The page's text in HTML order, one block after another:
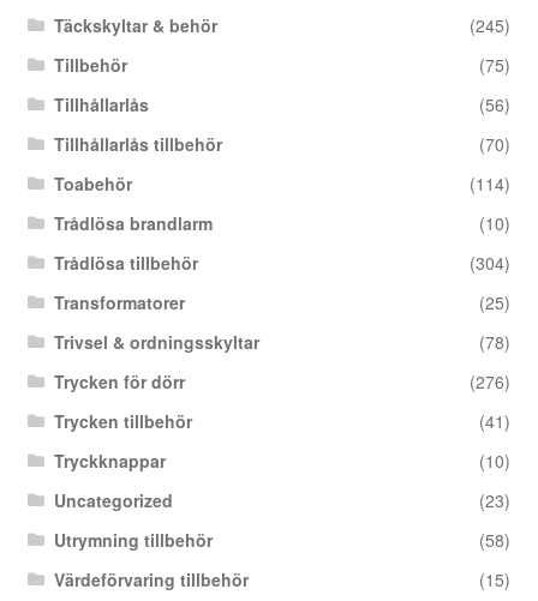
Täckskyltar & behör
(245)
Tillbehör
(75)
Tillhållarlås
(56)
Tillhållarlås tillbehör
(70)
Toabehör
(114)
Trådlösa brandlarm
(10)
Trådlösa tillbehör
(304)
Transformatorer
(25)
Trivsel & ordningsskyltar
(78)
Trycken för dörr
(276)
Trycken tillbehör
(41)
Tryckknappar
(10)
Uncategorized
(23)
Utrymning tillbehör
(58)
Värdeförvaring tillbehör
(15)